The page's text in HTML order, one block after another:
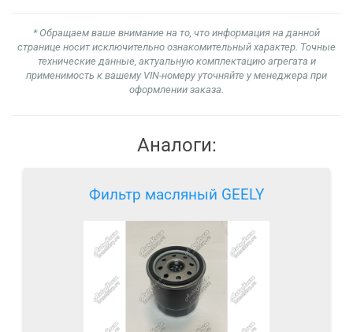
* Обращаем ваше внимание на то, что информация на данной
странице носит исключительно ознакомительный характер. Точные
технические данные, актуальную комплектацию агрегата и
применимость к вашему VIN-номеру уточняйте у менеджера при
оформлении заказа.
Аналоги:
Фильтр масляный GEELY